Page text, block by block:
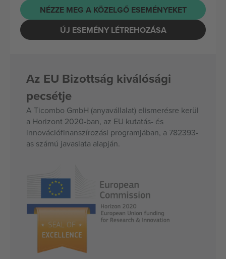
NÉZZE MEG A KÖZELGŐ ESEMÉNYEKET
ÚJ ESEMÉNY LÉTREHOZÁSA
Az EU Bizottság kiválósági
pecsétje
A Ticombo GmbH (anyavállalat) elismerésre kerül
a Horizont 2020-ban, az EU kutatás- és
innovációfinanszírozási programjában, a 782393-
as számú javaslata alapján.